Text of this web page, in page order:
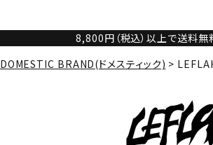
8,800円（税込）以上で送料無
DOMESTIC BRAND(ドメスティック)